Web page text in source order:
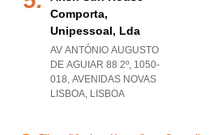
Comporta,
Unipessoal, Lda
AV ANTÓNIO AUGUSTO
DE AGUIAR 88 2º, 1050-
018, AVENIDAS NOVAS
LISBOA, LISBOA